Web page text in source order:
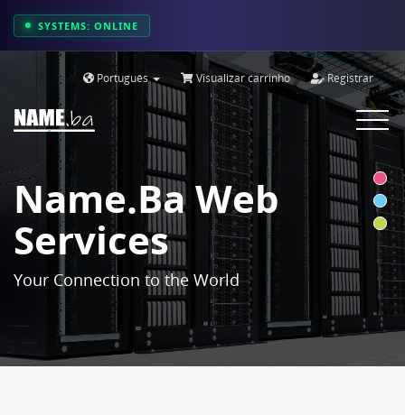
SYSTEMS: ONLINE
Português Visualizar carrinho Registrar
Toggle
Name.ba Web
Services
Your Connection to the World